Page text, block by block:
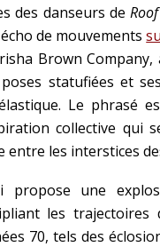
des danseurs de
de mouvements
Brown
statufiées et
Le phrasé
collective qui
entre les interstices
une
les trajectoires
70, tels des